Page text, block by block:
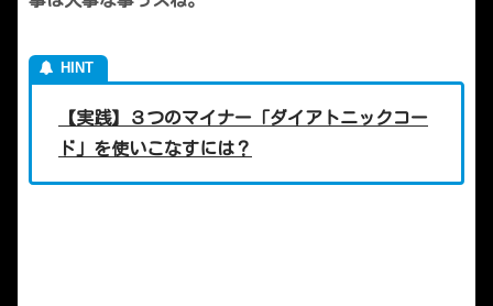
【実践】３つのマイナー「ダイアトニックコー
ド」を使いこなすには？